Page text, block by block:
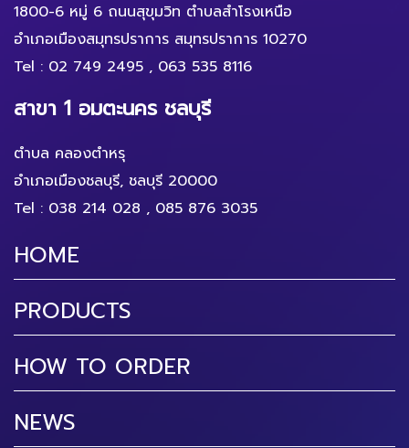
1800-6 หมู่ 6 ถนนสุขุมวิท ตำบลสำโรงเหนือ
อำเภอเมืองสมุทรปราการ สมุทรปราการ 10270
Tel : 02 749 2495 , 063 535 8116
สาขา 1 อมตะนคร ชลบุรี
ตำบล คลองตำหรุ
อำเภอเมืองชลบุรี, ชลบุรี 20000
Tel : 038 214 028 , 085 876 3035
HOME
PRODUCTS
HOW TO ORDER
NEWS